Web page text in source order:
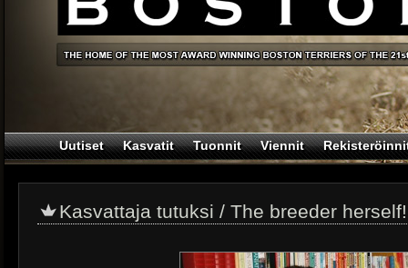
Uutiset Kasvatit Tuonnit Viennit
Kasvattaja tutuksi / The breeder herself!